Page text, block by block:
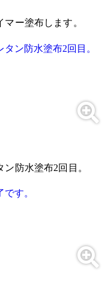
マー塗布します。
ン防水塗布2回目。